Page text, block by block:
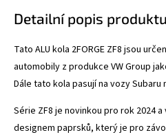
Detailní popis produktu
Tato ALU kola 2FORGE ZF8 jsou
automobily z produkce VW Group
Dále tato kola pasují na vozy Subaru
Série ZF8 je novinkou pro rok 2024
designem paprsků, který je pro